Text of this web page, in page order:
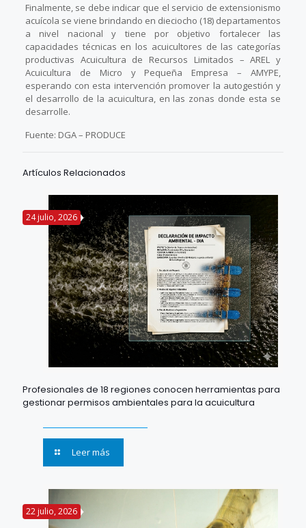
Finalmente, se debe indicar que el servicio de extensionismo
acuícola se viene brindando en dieciocho (18) departamentos
a nivel nacional y tiene por objetivo fortalecer las
capacidades técnicas en los acuicultores de las categorías
productivas Acuicultura de Recursos Limitados – AREL y
Acuicultura de Micro y Pequeña Empresa – AMYPE,
esperando con esta intervención promover la autogestión y
el desarrollo de la acuicultura, en las zonas donde esta se
desarrolle.
Fuente: DGA – PRODUCE
Artículos Relacionados
24 julio, 2026
Profesionales de 18 regiones conocen herramientas para
gestionar permisos ambientales para la acuicultura
Leer más
22 julio, 2026